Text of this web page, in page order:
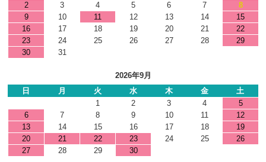
2
3 4 5 6 7
8
9
10 11 12 13 14
15
16
17 18 19 20 21
22
23
24 25 26 27 28
29
30
31
2026年9月
日
月 火 水 木 金
土
1
2 3 4
5
6
7 8 9 10 11
12
13
14 15 16 17 18
19
20
21 22 23 24 25
26
27
28 29 30